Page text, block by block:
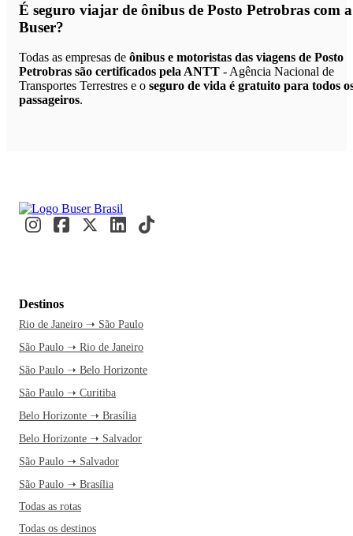
É seguro viajar de ônibus de Posto Petrobras com a
Buser?
Todas as empresas de ônibus e motoristas das viagens de Posto
Petrobras são certificados pela ANTT - Agência Nacional de
Transportes Terrestres e o seguro de vida é gratuito para todos
passageiros.
Destinos
Rio de Janeiro ➝ São Paulo
São Paulo ➝ Rio de Janeiro
São Paulo ➝ Belo Horizonte
São Paulo ➝ Curitiba
Belo Horizonte ➝ Brasília
Belo Horizonte ➝ Salvador
São Paulo ➝ Salvador
São Paulo ➝ Brasília
Todas as rotas
Todas os destinos